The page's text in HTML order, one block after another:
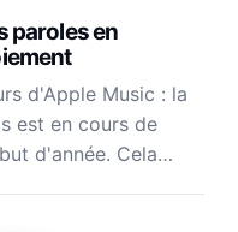
paroles en
d'Apple Music : la
est en cours de
d'année. Cela…